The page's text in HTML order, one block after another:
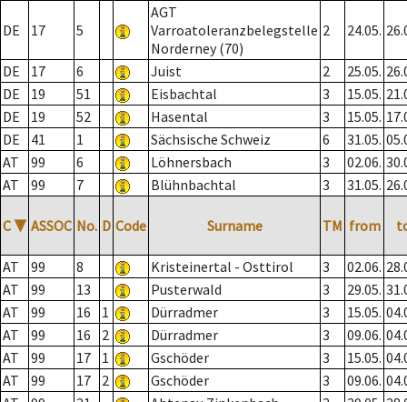
DE 17 5
AGT
Varroatoleranzbelegstelle
Norderney (70)
2 24.05.
DE 17 6 Juist 2 25.05.
DE
19 51 Eisbachtal 3 15.05.
DE
19 52 Hasental 3 15.05.
DE
41 1 Sächsische Schweiz 6 31.05.
AT
99 6 Löhnersbach 3 02.06.
AT
99 7 Blühnbachtal 3 31.05.
C ▼ ASSOC No. D Code Surname TM from
AT 99 8 Kristeinertal - Osttirol 3 02.06.
AT
99 13 Pusterwald 3 29.05.
AT
99 16 1 Dürradmer 3 15.05.
AT
99 16 2 Dürradmer 3 09.06.
AT
99 17 1 Gschöder 3 15.05.
AT
99 17 2 Gschöder 3 09.06.